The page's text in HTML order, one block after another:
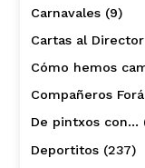
Carnavales(9)
Cartas al Director
Cómo hemos
Compañeros
De pintxos con…
Deportitos(237)